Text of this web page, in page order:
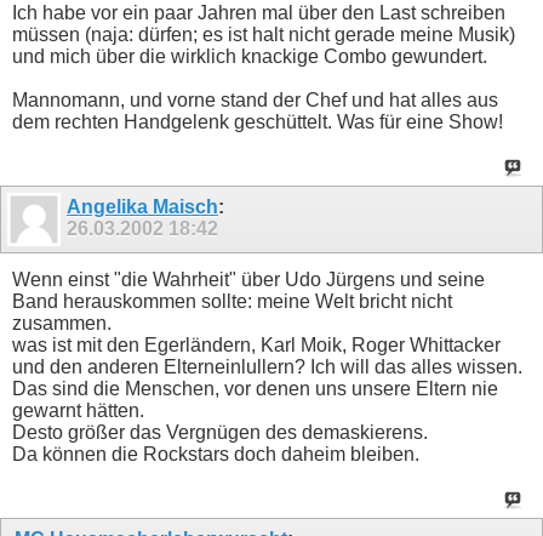
Ich habe vor ein paar Jahren mal über den Last schreiben
müssen (naja: dürfen; es ist halt nicht gerade meine Musik)
und mich über die wirklich knackige Combo gewundert.
Mannomann, und vorne stand der Chef und hat alles aus
dem rechten Handgelenk geschüttelt. Was für eine Show!
Angelika Maisch:
26.03.2002 18:42
Wenn einst "die Wahrheit" über Udo Jürgens und seine
Band herauskommen sollte: meine Welt bricht nicht
zusammen.
was ist mit den Egerländern, Karl Moik, Roger Whittacker
und den anderen Elterneinlullern? Ich will das alles wissen.
Das sind die Menschen, vor denen uns unsere Eltern nie
gewarnt hätten.
Desto größer das Vergnügen des demaskierens.
Da können die Rockstars doch daheim bleiben.